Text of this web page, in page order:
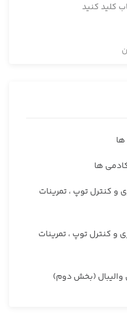
کلید کنید
ها
و کنترل توپ ، تمرینات
و کنترل توپ ، تمرینات